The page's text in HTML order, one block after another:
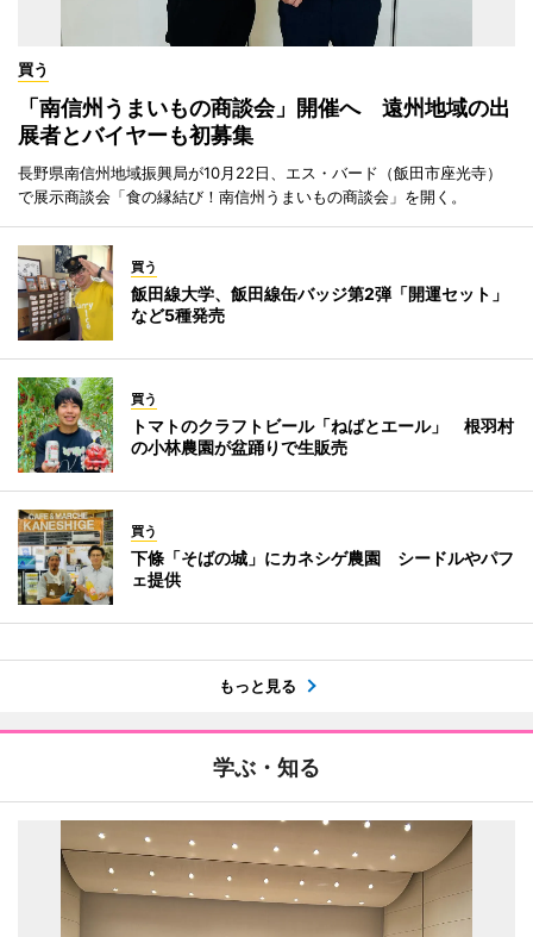
買う
「南信州うまいもの商談会」開催へ 遠州地域の出
展者とバイヤーも初募集
長野県南信州地域振興局が10月22日、エス・バード（飯田市座光寺）
で展示商談会「食の縁結び！南信州うまいもの商談会」を開く。
買う
飯田線大学、飯田線缶バッジ第2弾「開運セット」
など5種発売
買う
トマトのクラフトビール「ねばとエール」 根羽村
の小林農園が盆踊りで生販売
買う
下條「そばの城」にカネシゲ農園 シードルやパフ
ェ提供
もっと見る
学ぶ・知る